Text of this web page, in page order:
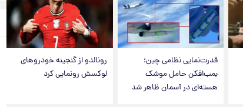
قدرت‌نمایی نظامی چین؛
بمب‌افکن حامل موشک
هسته‌ای در آسمان ظاهر شد
رونالدو از گنجینه خودروهای
لوکسش رونمایی کرد